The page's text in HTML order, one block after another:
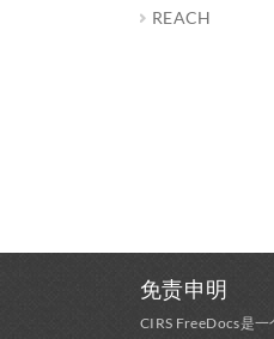
REACH
免责申明
CIRS FreeDocs是